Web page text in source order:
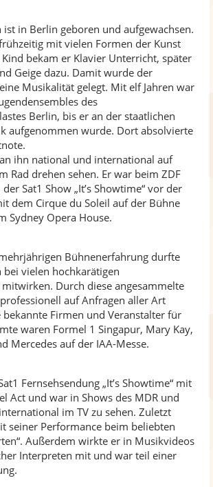
ist in Berlin geboren und aufgewachsen.
mit vielen Formen der Kunst
bekam er Klavier Unterricht, später
Geige dazu. Damit wurde der
Musikalität gelegt. Mit elf Jahren war
des
Berlin, bis er an der staatlichen
aufgenommen wurde. Dort absolvierte
ihn national und international auf
Rad drehen sehen. Er war beim ZDF
der Sat1 Show „It’s Showtime“ vor der
dem Cirque du Soleil auf der Bühne
Sydney Opera House.
Bühnenerfahrung durfte
bei vielen hochkarätigen
Durch diese angesammelte
auf Anfragen aller Art
bekannte Firmen und Veranstalter für
waren Formel 1 Singapur, Mary Kay,
Mercedes auf der IAA-Messe.
Fernsehsendung „It’s Showtime“ mit
Act und war in Shows des MDR und
im TV zu sehen. Zuletzt
seiner Performance beim beliebten
Außerdem wirkte er in Musikvideos
Interpreten mit und war teil einer